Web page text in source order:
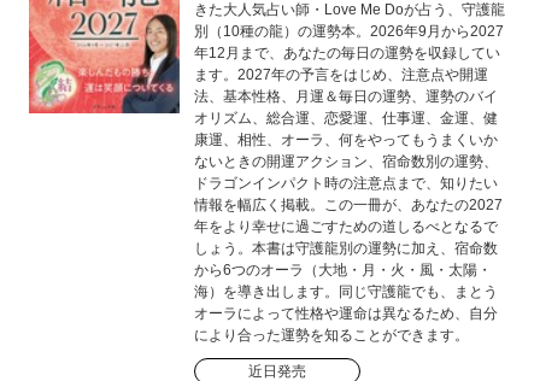
きた大人気占い師・Love Me Doが占う、守護龍
別（10種の龍）の運勢本。2026年9月から2027
年12月まで、あなたの毎日の運勢を収録してい
ます。2027年の予言をはじめ、注意点や開運
法、基本性格、月運＆毎日の運勢、運勢のバイ
オリズム、総合運、恋愛運、仕事運、金運、健
康運、相性、オーラ、何をやってもうまくいか
ないときの開運アクション、宿命数別の運勢、
ドラゴンインパクト時の注意点まで、知りたい
情報を幅広く掲載。この一冊が、あなたの2027
年をより幸せに過ごすための道しるべとなるで
しょう。本書は守護龍別の運勢に加え、宿命数
から6つのオーラ（大地・月・火・風・太陽・
海）を導き出します。同じ守護龍でも、まとう
オーラによって性格や運命は異なるため、自分
により合った運勢を知ることができます。
近日発売